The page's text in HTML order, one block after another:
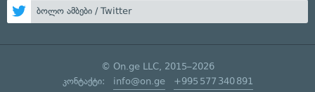
ბოლო ამბები / Twitter
© On.ge LLC, 2015–2026
კონტაქტი: info@on.ge +995 577 340 891